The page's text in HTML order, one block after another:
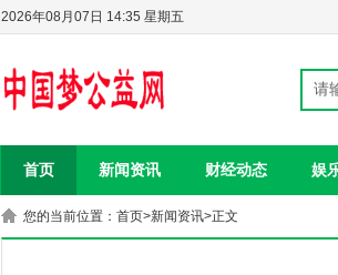
2026年08月07日 14:35 星期五
首页 新闻资讯 财经动态 娱
您的当前位置： 首页>新闻资讯>正文